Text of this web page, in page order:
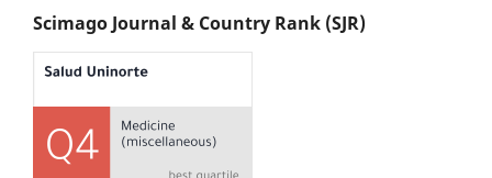
Scimago Journal & Country Rank (SJR)